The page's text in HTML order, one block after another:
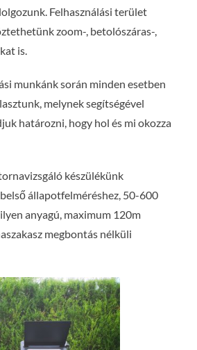
Felhasználási terület
zoom-, betolószáras-,
is.
munkánk során minden esetben
melynek segítségével
határozni, hogy hol és mi okozza
készülékünk
állapotfelméréshez, 50-600
anyagú, maximum 120m
megbontás nélküli